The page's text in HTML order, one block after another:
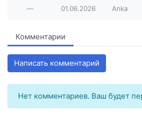
— 01.06.2026 Anka
Комментарии
Написать комментарий
Нет комментариев. Ваш будет